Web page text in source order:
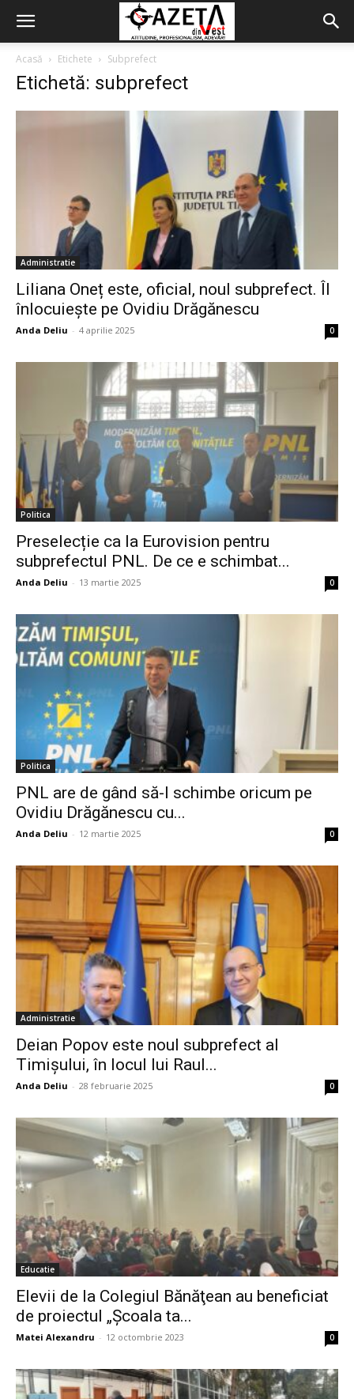
Acasă Etichete Subprefect
Etichetă: subprefect
Administratie
Liliana Oneț este, oficial, noul subprefect. Îl
înlocuiește pe Ovidiu Drăgănescu
Anda Deliu - 4 aprilie 2025 0
Politica
Preselecție ca la Eurovision pentru
subprefectul PNL. De ce e schimbat...
Anda Deliu - 13 martie 2025 0
Politica
PNL are de gând să-l schimbe oricum pe
Ovidiu Drăgănescu cu...
Anda Deliu - 12 martie 2025 0
Administratie
Deian Popov este noul subprefect al
Timișului, în locul lui Raul...
Anda Deliu - 28 februarie 2025 0
Educatie
Elevii de la Colegiul Bănăţean au beneficiat
de proiectul „Școala ta...
Matei Alexandru - 12 octombrie 2023 0